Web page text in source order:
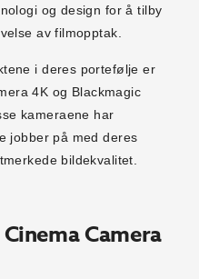
og design for å tilby
av filmopptak.
i deres portefølje er
4K og Blackmagic
kameraene har
jobber på med deres
bildekvalitet.
Camera